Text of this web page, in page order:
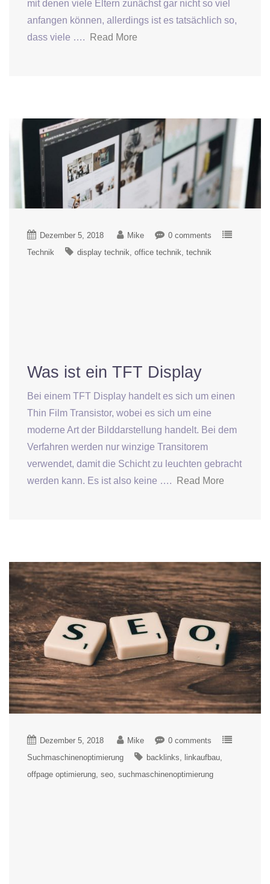
mit denen viele Eltern zunächst gar nicht so viel
anfangen können, allerdings ist es tatsächlich so,
dass viele ….
Read More
Dezember 5, 2018 Mike
0 comments
Technik
display technik office technik technik
Was ist ein TFT Display
Bei einem TFT Display handelt es sich um einen
Thin Film Transistor, wobei es sich um eine
moderne Art der Bilddarstellung handelt. Bei dem
Verfahren werden nur winzige Transitorem
verwendet, damit die Schicht zu leuchten gebracht
werden kann. Es ist also keine ….
Read More
Dezember 5, 2018 Mike
0 comments
Suchmaschinenoptimierung
backlinks
linkaufbau
offpage optimierung seo suchmaschinenoptimierung